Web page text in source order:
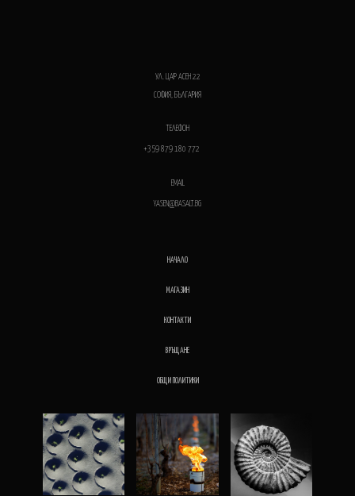
УЛ. ЦАР АСЕН 22
СОФИЯ, БЪЛГАРИЯ
ТЕЛЕФОН
+359 879 180 772
EMAIL
YASEN@BASALT.BG
НАЧАЛО
МАГАЗИН
КОНТАКТИ
ВРЪЩАНЕ
ОБЩИ ПОЛИТИКИ